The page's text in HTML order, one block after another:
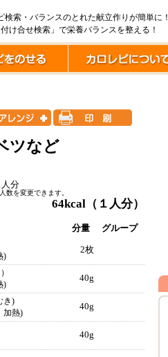
索・バランスのとれた献立作りが簡単に！
け合せ検索」で栄養バランスを整える！
ツなど
分
数を変更できます。
64kcal （１人分）
分量 グループ
)
2枚
)
40g
き)
加熱)
40g
40g